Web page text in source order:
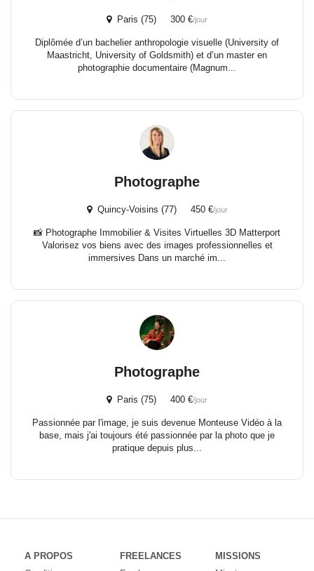
Paris (75) 300 €/jour
Diplômée d’un bachelier anthropologie visuelle (University of
Maastricht, University of Goldsmith) et d’un master en
photographie documentaire (Magnum...
Photographe
Quincy-Voisins (77) 450 €/jour
📸 Photographe Immobilier & Visites Virtuelles 3D Matterport
Valorisez vos biens avec des images professionnelles et
immersives Dans un marché im...
Photographe
Paris (75) 400 €/jour
Passionnée par l'image, je suis devenue Monteuse Vidéo à la
base, mais j'ai toujours été passionnée par la photo que je
pratique depuis plus...
A PROPOS
FREELANCES
MISSIONS